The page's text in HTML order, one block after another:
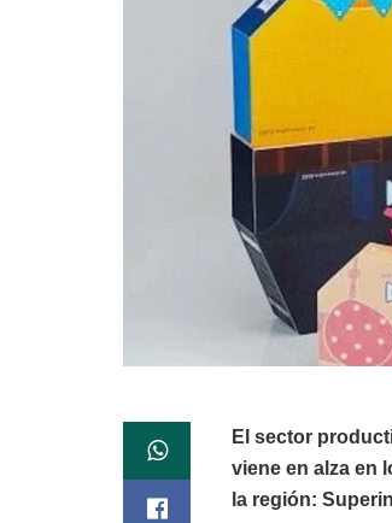
El sector
viene en alza en
la región: